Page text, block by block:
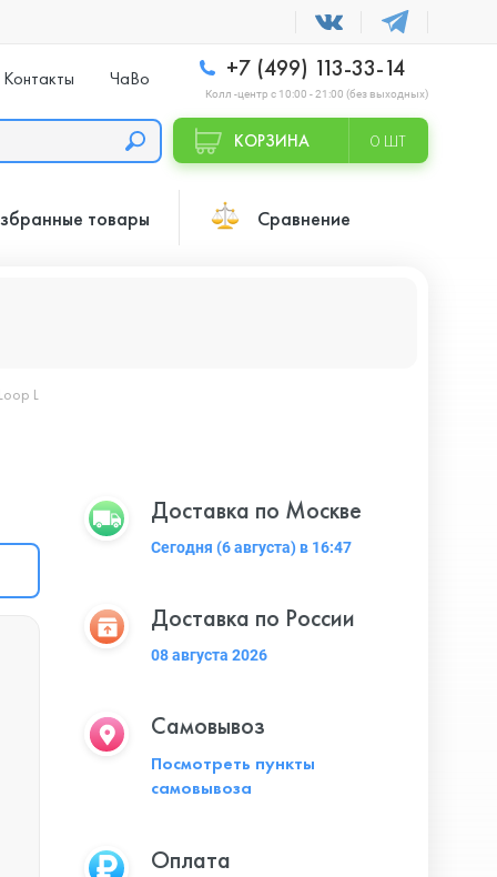
Контакты ЧаВо +7 (499) 113-33-14
Колл -центр с 10:00 - 21:00 (без выходных)
КОРЗИНА 0 ШТ
товары Сравнение
L
Доставка по Москве
Сегодня (6 августа) в 16:47
Доставка по России
08 августа 2026
Самовывоз
Посмотреть пункты
самовывоза
Оплата